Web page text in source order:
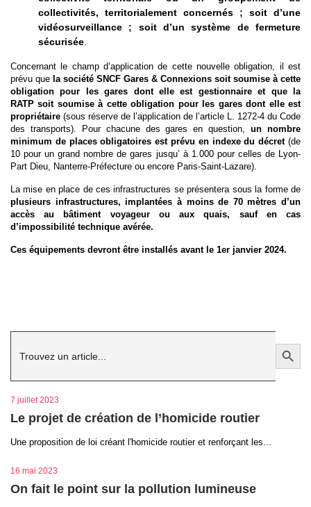
collectivités, territorialement concernés ; soit d’une
vidéosurveillance ; soit d’un système de fermeture
sécurisée.
Concernant le champ d’application de cette nouvelle obligation, il est
prévu que la société SNCF Gares & Connexions soit soumise à cette
obligation pour les gares dont elle est gestionnaire et que
la
RATPsoit soumise à cette obligation pour les gares dont elle est
propriétaire (sous réserve de l’application de l’article L. 1272-4 du Code
des transports). Pour chacune des gares en question, un nombre
minimum de places obligatoires est prévu en indexe du décret(de
10 pour un grand nombre de gares jusqu’ à 1.000 pour celles de Lyon-
Part Dieu, Nanterre-Préfecture ou encore Paris-Saint-Lazare).
La mise en place de ces infrastructures se présentera sous la forme de
plusieurs infrastructures, implantées à moins de 70 mètres d’un
accès au bâtiment voyageur ou aux quais, sauf en cas
d’impossibilité technique avérée.
Ces équipements devront être installés avant le 1er janvier 2024.
Search
Search Button
7 juillet 2023
Le projet de création de l’homicide routier
Une proposition de loi créant l'homicide routier et renforçant les...
16 mai 2023
On fait le point sur la pollution lumineuse